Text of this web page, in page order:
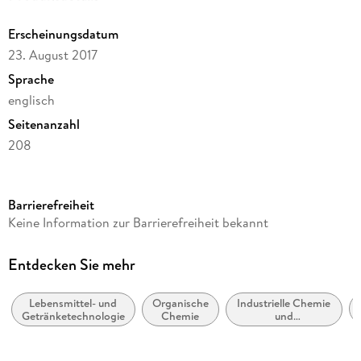
Erscheinungsdatum
23. August 2017
Sprache
englisch
Seitenanzahl
208
Herausgegeben von
Verlag/Hersteller
Abbildungen
VII, 198 p.
Barrierefreiheit
Keine Information zur Barrierefreiheit bekannt
Entdecken Sie mehr
Lebensmittel- und
Getränketechnologie
Organische
Chemie
Industrielle Chemie
und
Chemietechnologie